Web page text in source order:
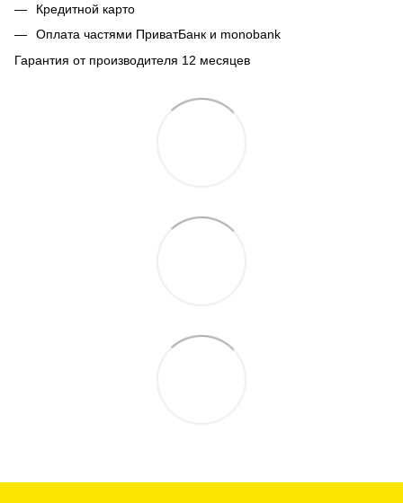
Кредитной карто
Оплата частями ПриватБанк и monobank
Гарантия от производителя 12 месяцев